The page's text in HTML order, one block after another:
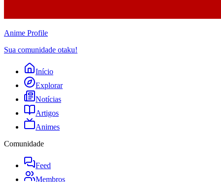
Anime Profile
Sua comunidade otaku!
Início
Explorar
Notícias
Artigos
Animes
Comunidade
Feed
Membros